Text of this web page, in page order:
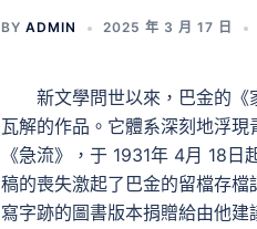
BY ADMIN 2025 年 3 月 17 日
新文學問世以來，巴金的
瓦解的作品。它體系深刻地浮
《急流》，于 1931年 4月 18
稿的喪失激起了巴金的留檔存
寫字跡的圖書版本捐贈給由他